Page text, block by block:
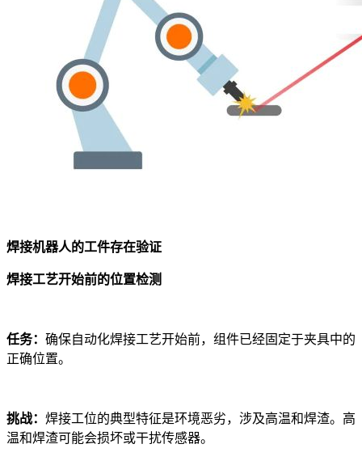
焊接机器人的工件存在验证
焊接工艺开始前的位置检测
任务： 确保自动化焊接工艺开始前，组件已经固定于夹具中的
正确位置。
挑战： 焊接工位的典型特征是环境恶劣，涉及高温和焊渣。高
温和焊渣可能会损坏或干扰传感器。